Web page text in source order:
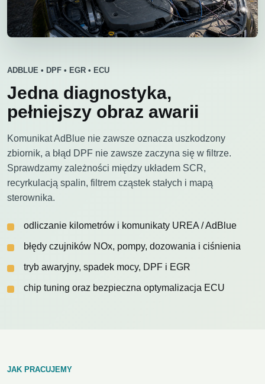
ADBLUE • DPF • EGR • ECU
Jedna diagnostyka,
pełniejszy obraz awarii
Komunikat AdBlue nie zawsze oznacza uszkodzony
zbiornik, a błąd DPF nie zawsze zaczyna się w filtrze.
Sprawdzamy zależności między układem SCR,
recyrkulacją spalin, filtrem cząstek stałych i mapą
sterownika.
odliczanie kilometrów i komunikaty UREA / AdBlue
błędy czujników NOx, pompy, dozowania i ciśnienia
tryb awaryjny, spadek mocy, DPF i EGR
chip tuning oraz bezpieczna optymalizacja ECU
JAK PRACUJEMY